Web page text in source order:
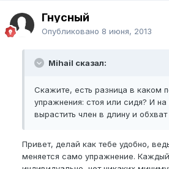
Гнусный
Опубликовано 8 июня, 2013
Mihail сказал:
Скажите, есть разница в каком
упражнения: стоя или сидя? И
вырастить член в длину и
Привет, делай как тебе удобно,
меняется само упражнение. Каждый